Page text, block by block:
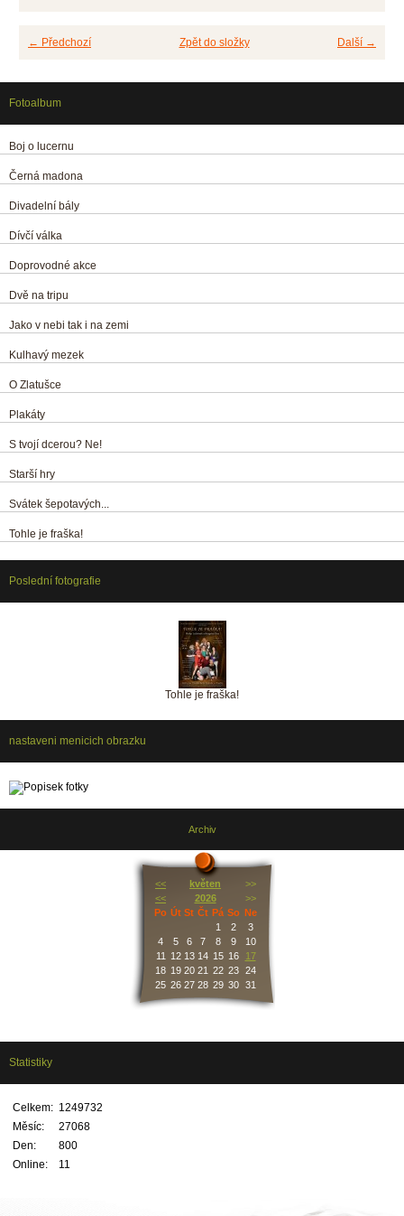
← Předchozí Další →
Zpět do složky
Fotoalbum
Boj o lucernu
Černá madona
Divadelní bály
Dívčí válka
Doprovodné akce
Dvě na tripu
Jako v nebi tak i na zemi
Kulhavý mezek
O Zlatušce
Plakáty
S tvojí dcerou? Ne!
Starší hry
Svátek šepotavých...
Tohle je fraška!
Poslední fotografie
Tohle je fraška!
nastaveni menicich obrazku
Archiv
<< květen
>>
<<
2026
>>
Po Út St Čt Pá So Ne
1
2
3
4
5 6 7 8 9
10
11
12 13 14 15 16
17
18 19 20 21 22 23 24
25 26 27 28 29 30 31
Statistiky
Online: 11
Celkem: 1249732
Měsíc:
27068
Den:
800